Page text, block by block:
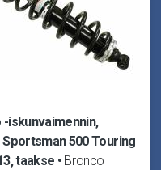
-iskunvaimennin,
500 Touring
taakse
Bronco